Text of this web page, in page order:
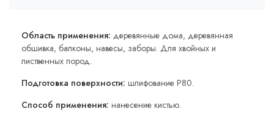
Область применения: деревянные дома, деревянная
обшивка, балконы, навесы, заборы. Для хвойных и
лиственных пород.
Подготовка поверхности: шлифование P80.
Способ применения: нанесение кистью.